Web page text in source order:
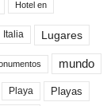
Hotel en
Italia Lugares
mundo
Playa Playas